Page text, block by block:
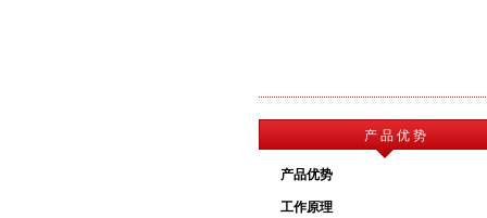
产 品 优 势
产品优势
工作原理